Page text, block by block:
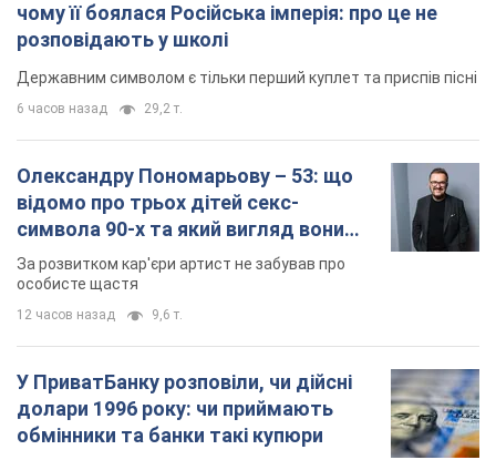
чому її боялася Російська імперія: про це не
розповідають у школі
Державним символом є тільки перший куплет та приспів пісні
6 часов назад 29,2 т.
Олександру Пономарьову – 53: що
відомо про трьох дітей секс-
символа 90-х та який вигляд вони
мають
За розвитком кар'єри артист не забував про
особисте щастя
12 часов назад 9,6 т.
У ПриватБанку розповіли, чи дійсні
долари 1996 року: чи приймають
обмінники та банки такі купюри